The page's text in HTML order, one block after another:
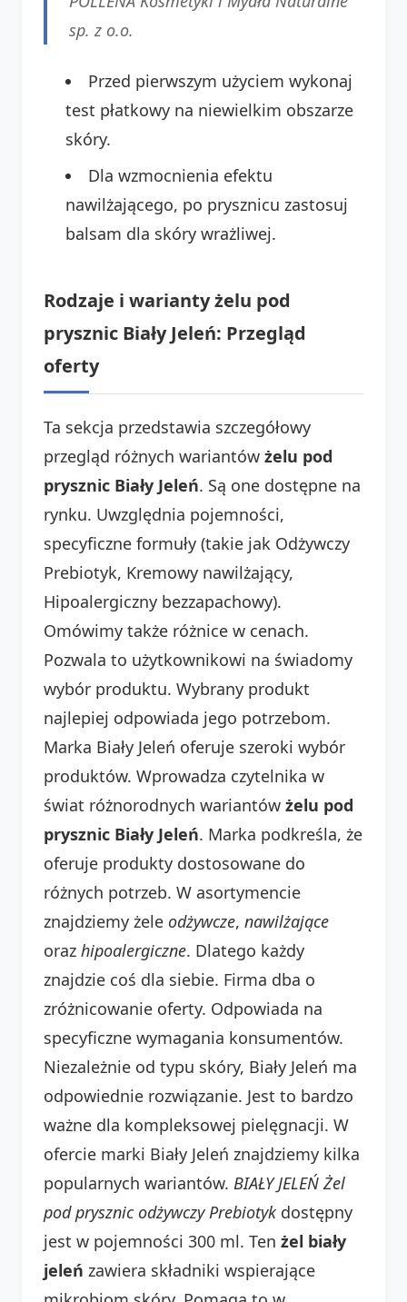
sp. z o.o.
Przed pierwszym użyciem wykonaj
test płatkowy na niewielkim obszarze
skóry.
Dla wzmocnienia efektu
nawilżającego, po prysznicu zastosuj
balsam dla skóry wrażliwej.
Rodzaje i warianty żelu pod
prysznic Biały Jeleń: Przegląd
oferty
Ta sekcja przedstawia szczegółowy
przegląd różnych wariantów żelu pod
prysznic Biały Jeleń. Są one dostępne na
rynku. Uwzględnia pojemności,
specyficzne formuły (takie jak Odżywczy
Prebiotyk, Kremowy nawilżający,
Hipoalergiczny bezzapachowy).
Omówimy także różnice w cenach.
Pozwala to użytkownikowi na świadomy
wybór produktu. Wybrany produkt
najlepiej odpowiada jego potrzebom.
Marka Biały Jeleń oferuje szeroki wybór
produktów. Wprowadza czytelnika w
świat różnorodnych wariantów żelu pod
prysznic Biały Jeleń. Marka podkreśla, że
oferuje produkty dostosowane do
różnych potrzeb. W asortymencie
znajdziemy żele odżywcze, nawilżające
oraz hipoalergiczne. Dlatego każdy
znajdzie coś dla siebie. Firma dba o
zróżnicowanie oferty. Odpowiada na
specyficzne wymagania konsumentów.
Niezależnie od typu skóry, Biały Jeleń ma
odpowiednie rozwiązanie. Jest to bardzo
ważne dla kompleksowej pielęgnacji. W
ofercie marki Biały Jeleń znajdziemy kilka
popularnych wariantów. BIAŁY JELEŃ Żel
pod prysznic odżywczy Prebiotyk dostępny
jest w pojemności 300 ml. Ten żel biały
jeleń zawiera składniki wspierające